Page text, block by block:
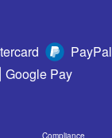
PayPal
Google Pay